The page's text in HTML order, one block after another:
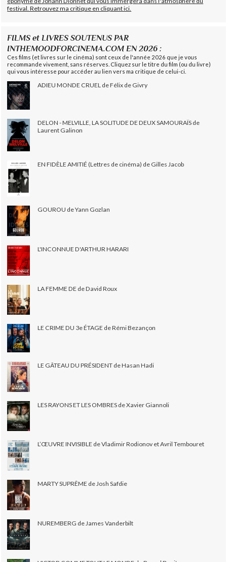
festival. Retrouvez ma critique en cliquant ici.
FILMS et LIVRES SOUTENUS PAR
INTHEMOODFORCINEMA.COM EN 2026 :
Ces films (et livres sur le cinéma) sont ceux de l'année 2026 que je vous
recommande vivement, sans réserves. Cliquez sur le titre du film (ou du livre)
qui vous intéresse pour accéder au lien vers ma critique de celui-ci.
ADIEU MONDE CRUEL de Félix de Givry
DELON - MELVILLE, LA SOLITUDE DE DEUX SAMOURAÏS de
Laurent Galinon
EN FIDÈLE AMITIÉ (Lettres de cinéma) de Gilles Jacob
GOUROU de Yann Gozlan
L'INCONNUE D'ARTHUR HARARI
LA FEMME DE de David Roux
LE CRIME DU 3e ÉTAGE de Rémi Bezançon
LE GÂTEAU DU PRÉSIDENT de Hasan Hadi
LES RAYONS ET LES OMBRES de Xavier Giannoli
L’ŒUVRE INVISIBLE de Vladimir Rodionov et Avril Tembouret
MARTY SUPRÊME de Josh Safdie
NUREMBERG de James Vanderbilt